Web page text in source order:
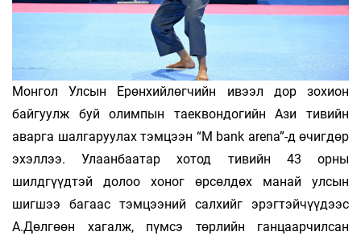
Монгол Улсын Ерөнхийлөгчийн ивээл дор зохион
байгуулж буй олимпын таеквондогийн Ази тивийн
аварга шалгаруулах тэмцээн “M bank arena”-д өчигдөр
эхэллээ. Улаанбаатар хотод тивийн 43 орны
шилдгүүдтэй долоо хоног өрсөлдөх манай улсын
шигшээ багаас тэмцээний салхийг эрэгтэйчүүдээс
А.Дөлгөөн хагалж, пүмсэ төрлийн ганцаарчилсан